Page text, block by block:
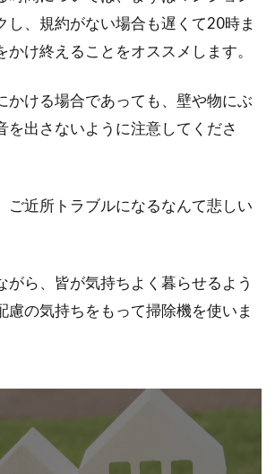
し、規約がない場合も遅くて20時ま
かけ終えることをオススメします。
かける場合であっても、壁や物にぶ
を出さないように注意してくださ
ご近所トラブルになるなんて悲しい
がら、皆が気持ちよく暮らせるよう
慮の気持ちをもって掃除機を使いま